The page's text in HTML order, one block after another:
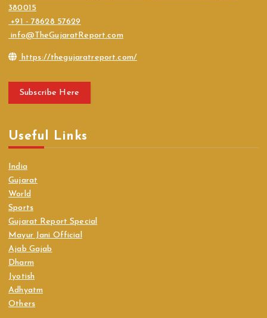
380015
+91 - 78628 57629
info@TheGujaratReport.com
https://thegujaratreport.com/
Subscribe Here
Useful Links
India
Gujarat
World
Sports
Gujarat Report Special
Mayur Jani Official
Ajab Gajab
Dharm
Jyotish
Adhyatm
Others